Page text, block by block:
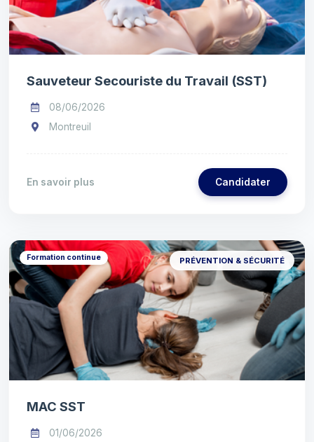
Sauveteur Secouriste du Travail (SST)
08/06/2026
Montreuil
En savoir plus Candidater
Formation continue PRÉVENTION & SÉCURITÉ
MAC SST
01/06/2026